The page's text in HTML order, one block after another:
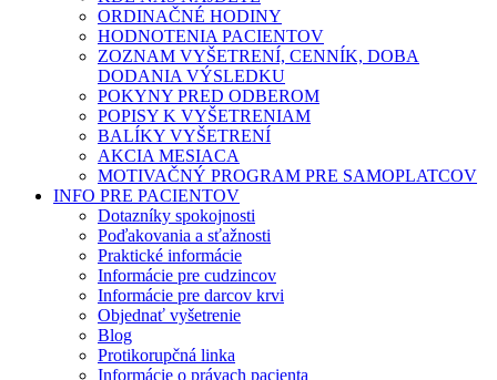
ORDINAČNÉ HODINY
HODNOTENIA PACIENTOV
ZOZNAM VYŠETRENÍ, CENNÍK, DOBA
DODANIA VÝSLEDKU
POKYNY PRED ODBEROM
POPISY K VYŠETRENIAM
BALÍKY VYŠETRENÍ
AKCIA MESIACA
MOTIVAČNÝ PROGRAM PRE SAMOPLATCOV
INFO PRE PACIENTOV
Dotazníky spokojnosti
Poďakovania a sťažnosti
Praktické informácie
Informácie pre cudzincov
Informácie pre darcov krvi
Objednať vyšetrenie
Blog
Protikorupčná linka
Informácie o právach pacienta